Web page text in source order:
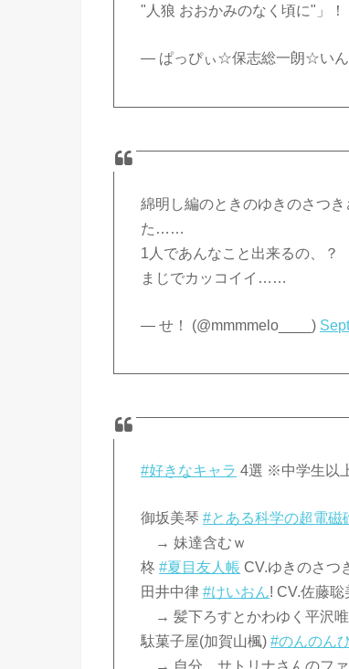
"人狼 おおかみのなく頃に"」！
— ぱっぴぃ☆保志総一朗☆いん
綿明し編のときのゆきのさつ
た……
1人であんなこと出来るの、？
まじでカッコイイ……
— せ！ (@mmmmelo____)
#好きなキャラ 4選 ※中学生以
御坂美琴#とある科学の超電磁
→ 妹達含むｗ
柊#夏目友人帳 CV.ゆきのさつ
田井中律#けいおん! CV.佐藤聡
→ 髪下ろすとかわゆく平沢唯
駄菓子屋(加賀山楓)#のんのん
→ 自分、サトリナさんのフ